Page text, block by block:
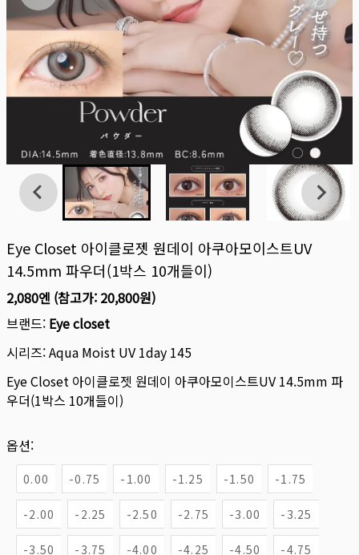
Eye Closet 아이클로젯 원데이 아쿠아모이스트UV
14.5mm 파우더(1박스 10개들이)
2,080엔 (참고가: 20,800원)
브랜드: Eye closet
시리즈:Aqua Moist UV 1day 145
Eye Closet 아이클로젯 원데이 아쿠아모이스트UV 14.5mm 파
우더(1박스 10개들이)
옵션:
0.00 -0.75 -1.00 -1.25 -1.50 -1.75
-2.00 -2.25 -2.50 -2.75 -3.00 -3.25
-3.50 -3.75 -4.00 -4.25 -4.50 -4.75